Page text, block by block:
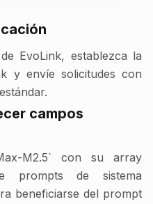
EvoLink, establezca la
y envíe solicitudes con
campos
M2.5` con su array
prompts de sistema
beneficiarse del prompt